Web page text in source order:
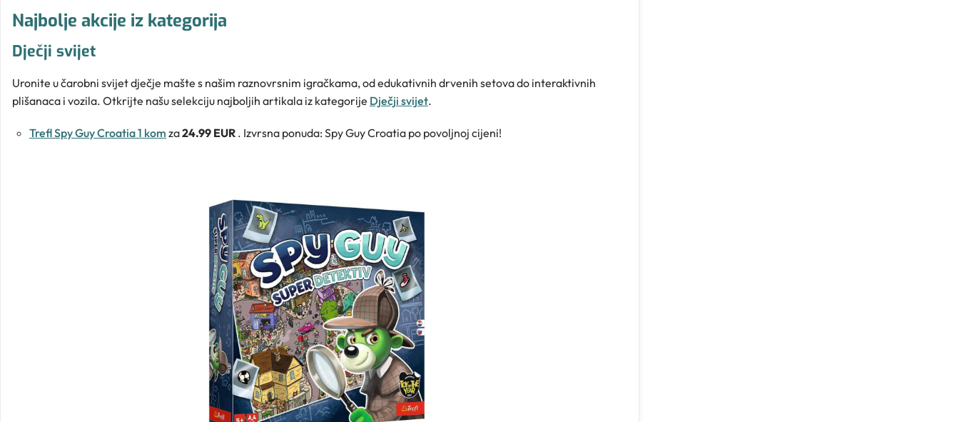
Najbolje akcije iz kategorija
Dječji svijet
Uronite u čarobni svijet dječje mašte s našim raznovrsnim igračkama, od edukativnih drvenih setova do interaktivnih
plišanaca i vozila. Otkrijte našu selekciju najboljih artikala iz kategorije Dječji svijet.
Trefl Spy Guy Croatia 1 kom za24.99 EUR . Izvrsna ponuda: Spy Guy Croatia po povoljnoj cijeni!